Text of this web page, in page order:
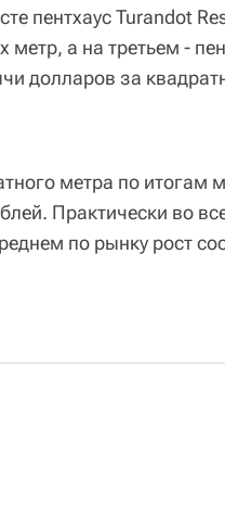
пентхаус Turandot
метр, а на третьем -
долларов за
метра по итогам
Практически во
по рынку рост